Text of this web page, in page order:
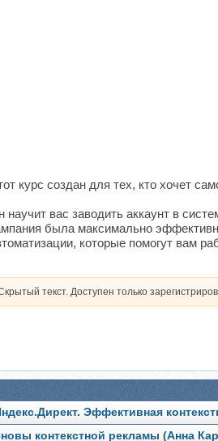
курс создан для тех, кто хочет
научит вас заводить аккаунт в
была максимально
которые помогут вам
текст. Доступен только
Эффективная
контекстной рекламы (Анна